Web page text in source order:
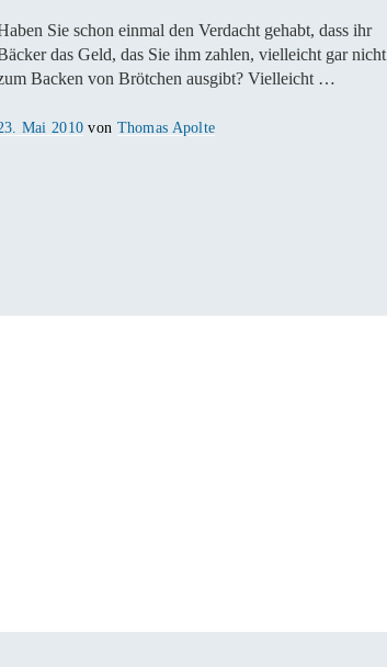
Sie schon einmal den Verdacht gehabt, dass ihr
das Geld, das Sie ihm zahlen, vielleicht gar nicht
Backen von Brötchen ausgibt? Vielleicht …
Mai 2010 von Thomas Apolte